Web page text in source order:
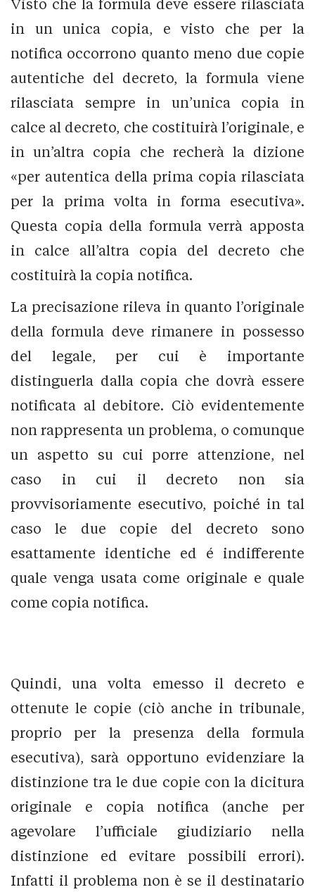
Visto che la formula deve essere rilasciata
in un unica copia, e visto che per la
notifica occorrono quanto meno due copie
autentiche del decreto, la formula viene
rilasciata sempre in un’unica copia in
calce al decreto, che costituirà l’originale, e
in un’altra copia che recherà la dizione
«per autentica della prima copia rilasciata
per la prima volta in forma esecutiva».
Questa copia della formula verrà apposta
in calce all’altra copia del decreto che
costituirà la copia notifica.
La precisazione rileva in quanto l’originale
della formula deve rimanere in possesso
del legale, per cui è importante
distinguerla dalla copia che dovrà essere
notificata al debitore. Ciò evidentemente
non rappresenta un problema, o comunque
un aspetto su cui porre attenzione, nel
caso in cui il decreto non sia
provvisoriamente esecutivo, poiché in tal
caso le due copie del decreto sono
esattamente identiche ed é indifferente
quale venga usata come originale e quale
come copia notifica.
Quindi, una volta emesso il decreto e
ottenute le copie (ciò anche in tribunale,
proprio per la presenza della formula
esecutiva), sarà opportuno evidenziare la
distinzione tra le due copie con la dicitura
originale e copia notifica (anche per
agevolare l’ufficiale giudiziario nella
distinzione ed evitare possibili errori).
Infatti il problema non è se il destinatario